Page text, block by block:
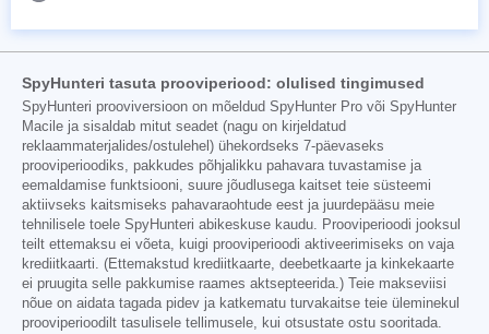
SpyHunteri tasuta prooviperiood: olulised tingimused
SpyHunteri prooviversioon on mõeldud SpyHunter Pro või SpyHunter
Macile ja sisaldab mitut seadet (nagu on kirjeldatud
reklaammaterjalides/ostulehel) ühekordseks 7-päevaseks
prooviperioodiks, pakkudes põhjalikku pahavara tuvastamise ja
eemaldamise funktsiooni, suure jõudlusega kaitset teie süsteemi
aktiivseks kaitsmiseks pahavaraohtude eest ja juurdepääsu meie
tehnilisele toele SpyHunteri abikeskuse kaudu. Prooviperioodi jooksul
teilt ettemaksu ei võeta, kuigi prooviperioodi aktiveerimiseks on vaja
krediitkaarti. (Ettemakstud krediitkaarte, deebetkaarte ja kinkekaarte
ei pruugita selle pakkumise raames aktsepteerida.) Teie makseviisi
nõue on aidata tagada pidev ja katkematu turvakaitse teie üleminekul
prooviperioodilt tasulisele tellimusele, kui otsustate ostu sooritada.